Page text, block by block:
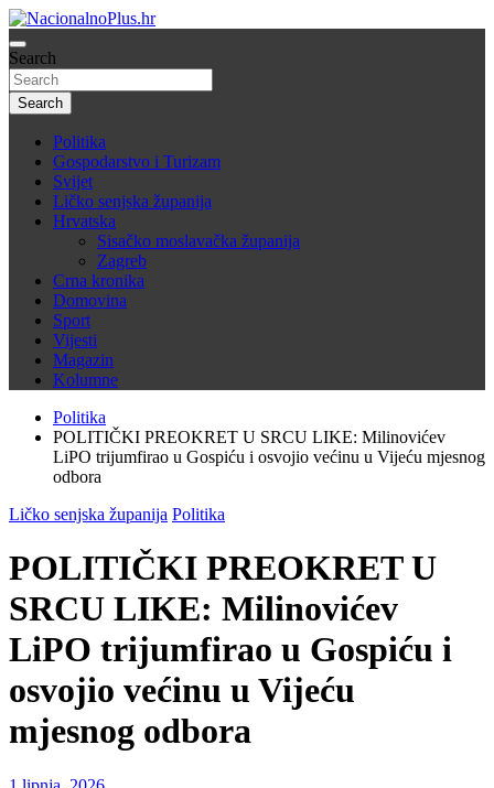
Skip
to
content
NacionalnoPlus.hr
Nacija želi znati više
Search
Search
Politika
Gospodarstvo i Turizam
Svijet
Ličko senjska županija
Hrvatska
Sisačko moslavačka županija
Zagreb
Crna kronika
Domovina
Sport
Vijesti
Magazin
Kolumne
Politika
POLITIČKI PREOKRET U SRCU LIKE: Milinovićev
LiPO trijumfirao u Gospiću i osvojio većinu u Vijeću mjesnog
odbora
Ličko senjska županija Politika
POLITIČKI PREOKRET U
SRCU LIKE: Milinovićev
LiPO trijumfirao u Gospiću i
osvojio većinu u Vijeću
mjesnog odbora